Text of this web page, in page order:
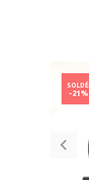
SOLDÉ
-21%